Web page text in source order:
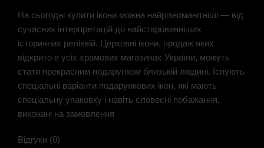
На сьогодні купити ікони можна найрізноманітніші — від
сучасних інтерпретацій до найстаровинніших
історичних реліквій. Церковні ікони, продаж яких
відкрито в усіх храмових магазинах України, можуть
стати прекрасним подарунком близькій людині. Існують
спеціальні варіанти подарункових ікон, які мають
спеціальну упаковку і навіть словесні побажання,
виконані на замовлення
Відгуки (0)